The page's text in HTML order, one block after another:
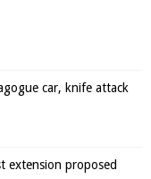
car, knife attack
extension proposed